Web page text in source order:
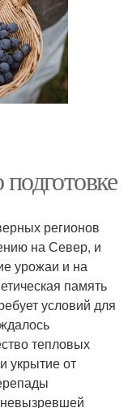
регионов
на Север, и
урожаи и на
память
условий для
тепловых
укрытие от